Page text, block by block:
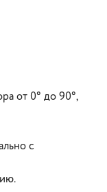
от 0° до 90°,
с